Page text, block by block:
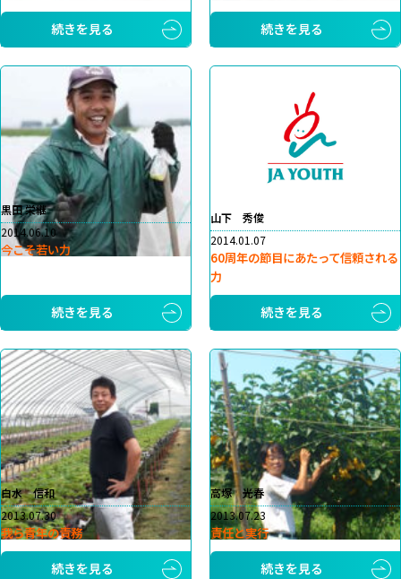
続きを見る
続きを見る
黒田 栄継
2014.06.10
今こそ若い力
続きを見る
山下 秀俊
2014.01.07
60周年の節目にあたって信頼される
力
続きを見る
白水 信和
2013.07.30
我ら青年の責務
続きを見る
高塚 光春
2013.07.23
責任と実行
続きを見る